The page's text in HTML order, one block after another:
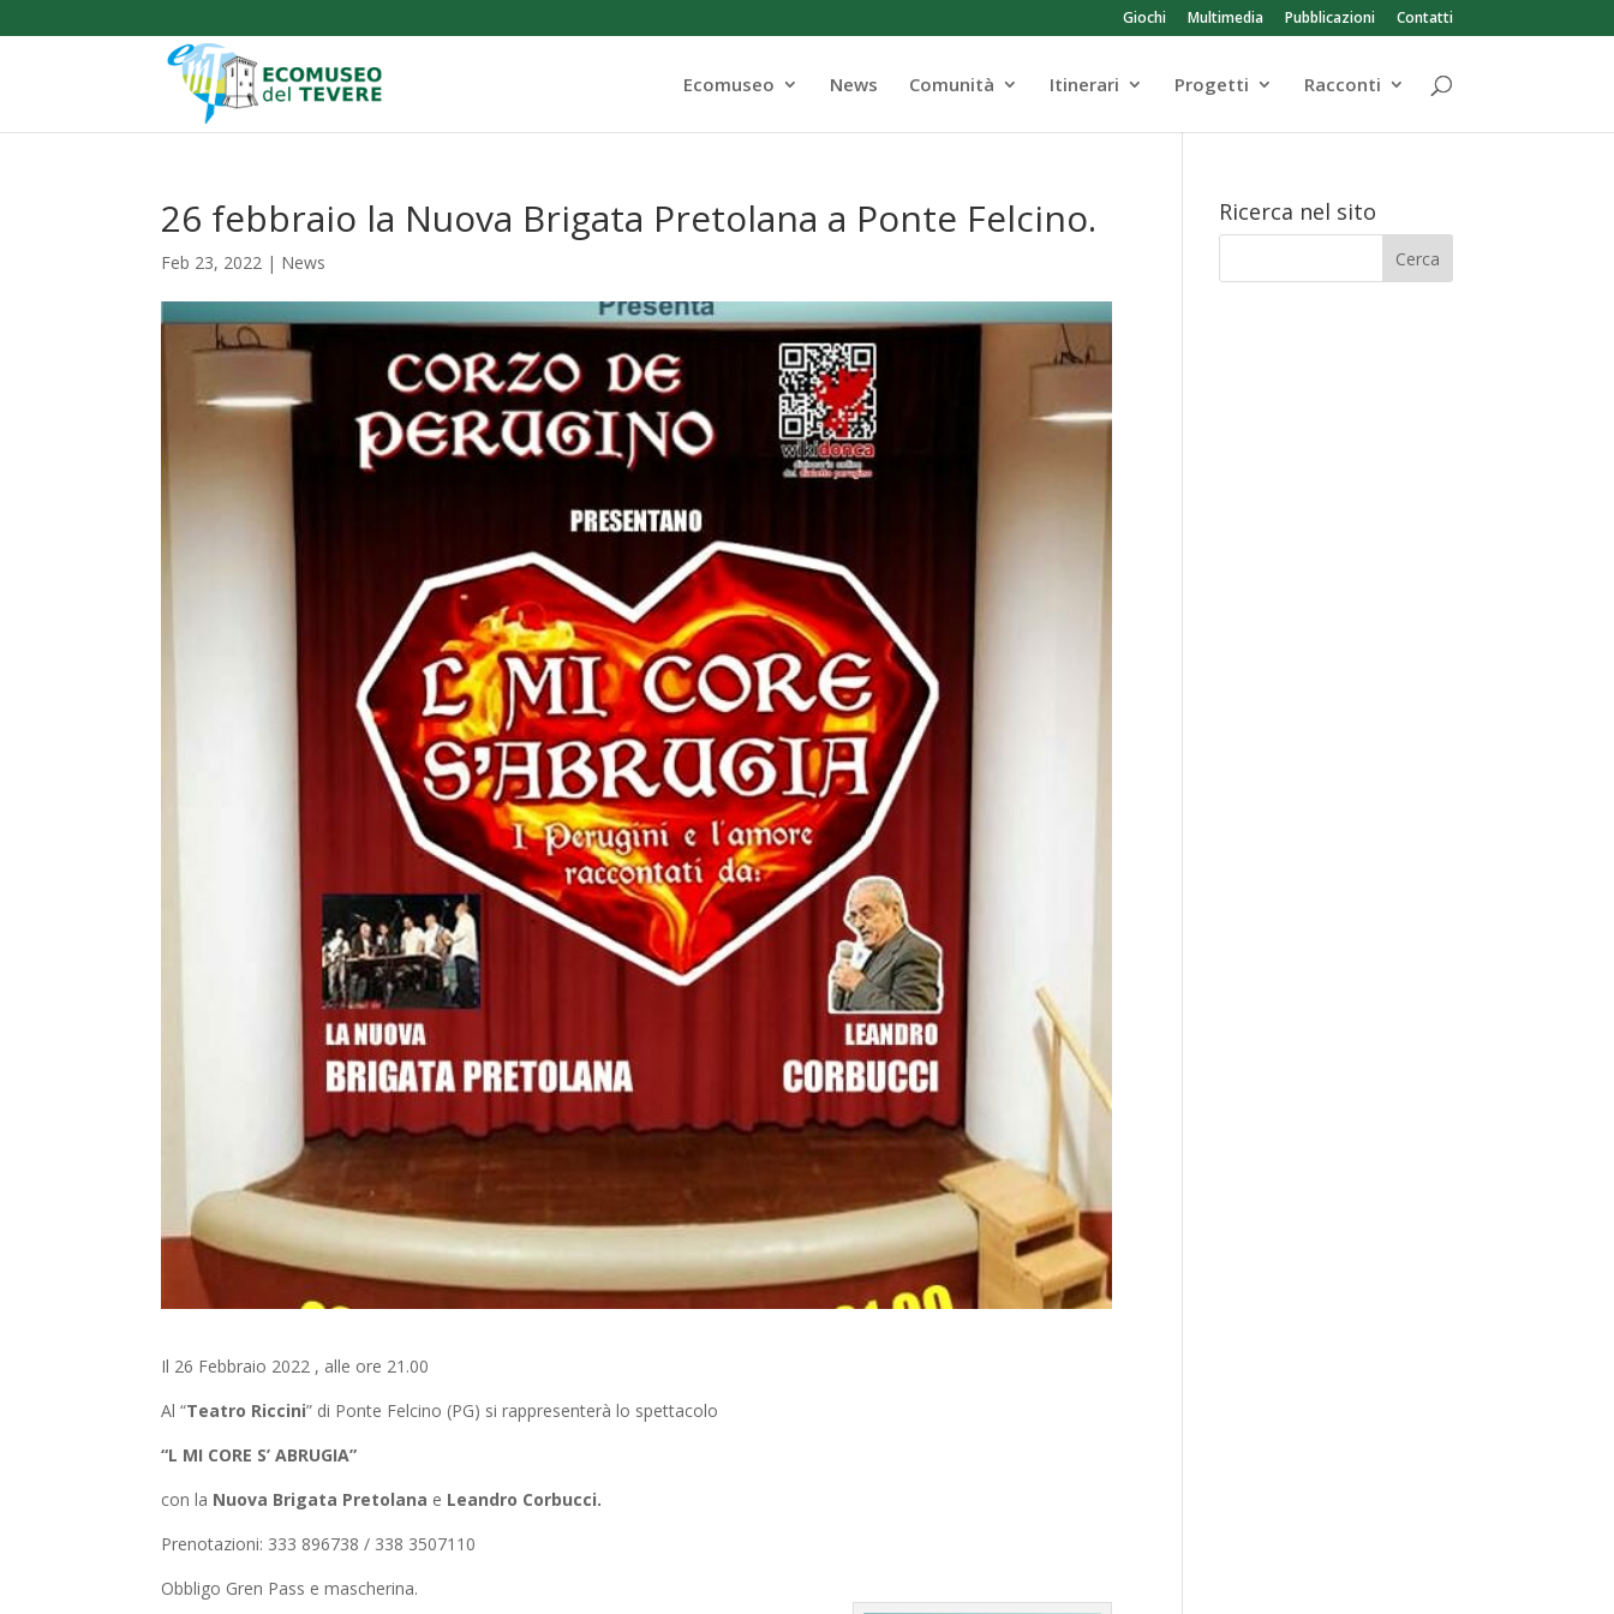
Giochi Multimedia Pubblicazioni Contatti
Ecomuseo News Comunità Itinerari Progetti Racconti
26 febbraio la Nuova Brigata Pretolana a Ponte Felcino.
Feb 23, 2022 | News
Il 26 Febbraio 2022 , alle ore 21.00
Al “Teatro Riccini” di Ponte Felcino (PG) si rappresenterà lo spettacolo
“L MI CORE S’ ABRUGIA”
con la Nuova Brigata Pretolana e Leandro Corbucci.
Prenotazioni: 333 896738 / 338 3507110
Obbligo Gren Pass e mascherina.
Ricerca nel sito